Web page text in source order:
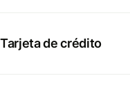
Tarjeta de crédito